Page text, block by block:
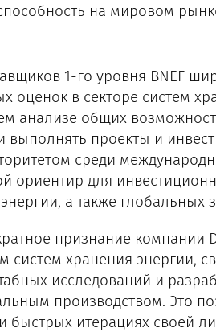
на мировом
1-го уровня BNEF
оценок в секторе систем
анализе общих
выполнять проекты и
среди
ориентир для
а также глобальных
признание
систем хранения энергии,
исследований и
производством. Это
быстрых итерациях своей